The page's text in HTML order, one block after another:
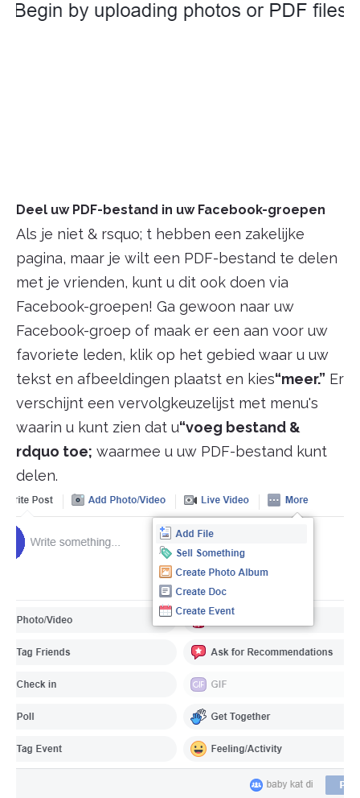
Deel uw PDF-bestand in uw Facebook-groepen
Als je niet & rsquo; t hebben een zakelijke
pagina, maar je wilt een PDF-bestand te delen
met je vrienden, kunt u dit ook doen via
Facebook-groepen! Ga gewoon naar uw
Facebook-groep of maak er een aan voor uw
favoriete leden, klik op het gebied waar u uw
tekst en afbeeldingen plaatst en kies“meer.” Er
verschijnt een vervolgkeuzelijst met menu's
waarin u kunt zien dat u“voeg bestand &
rdquo toe; waarmee u uw PDF-bestand kunt
delen.